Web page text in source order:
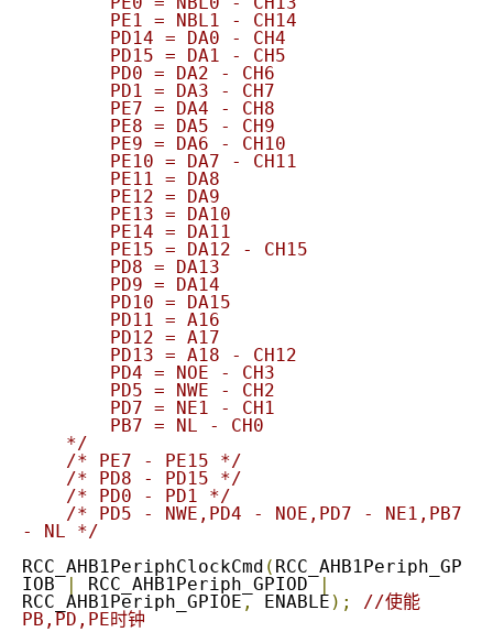
    */
/* PE7 - PE15 */
/* PD8 - PD15 */
/* PD0 - PD1 */
/* PD5 - NWE,PD4 - NOE,PD7 - NE1,PB7
- NL */
RCC_AHB1PeriphClockCmd ( RCC_AHB1Periph_GP
IOB
RCC_AHB1Periph_GPIOD
RCC_AHB1Periph_GPIOE , ENABLE );
//使能
PB,PD,PE时钟